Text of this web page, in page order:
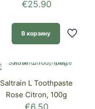
€25.90
В корзину
Saltrain L Toothpaste
Rose Citron, 100g